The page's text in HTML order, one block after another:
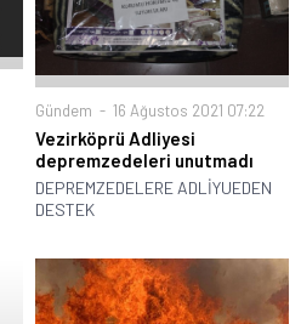
Gündem 16 Ağustos 2021 07:22
Vezirköprü Adliyesi
depremzedeleri unutmadı
DEPREMZEDELERE ADLİYUEDEN
DESTEK